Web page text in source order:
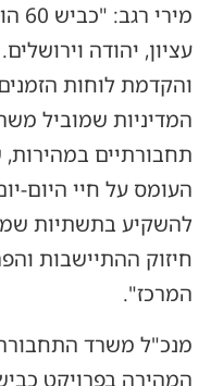
עציון, יהודה
והקדמת לוחות
המדיניות שמוביל
תחבורתיים
העומס על חיי היום-
להשקיע בתשתיות
חיזוק ההתיישבות
המרכז".
מנכ"ל משרד